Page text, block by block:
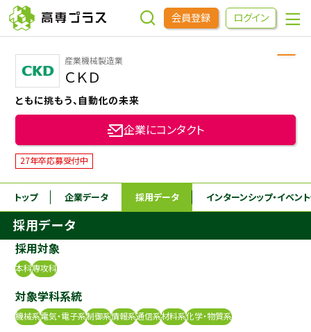
会員登録 ログイン
企業をさがす
進学先をさがす
インターンシップ・イベントをさがす
高専OBOGをさがす
高専プラスセミナー
めもらす
産業機械製造業
ＣＫＤ
ともに挑もう、自動化の未来
企業にコンタクト
27年卒応募受付中
トップ 企業データ 採用データ インターンシップ・イベン
採用データ
採用対象
本科専攻科
対象学科系統
機械系電気・電子系制御系情報系通信系材料系化学・物質系